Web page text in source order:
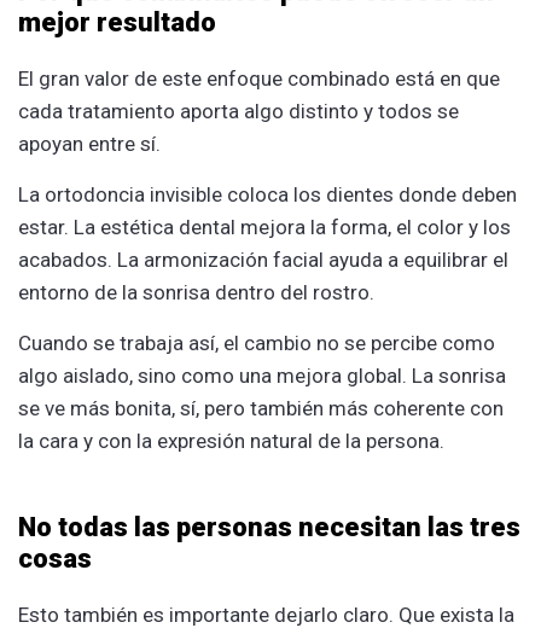
mejor resultado
El gran valor de este enfoque combinado está en que
cada tratamiento aporta algo distinto y todos se
apoyan entre sí.
La ortodoncia invisible coloca los dientes donde deben
estar. La estética dental mejora la forma, el color y los
acabados. La armonización facial ayuda a equilibrar el
entorno de la sonrisa dentro del rostro.
Cuando se trabaja así, el cambio no se percibe como
algo aislado, sino como una mejora global. La sonrisa
se ve más bonita, sí, pero también más coherente con
la cara y con la expresión natural de la persona.
No todas las personas necesitan las tres
cosas
Esto también es importante dejarlo claro. Que exista la